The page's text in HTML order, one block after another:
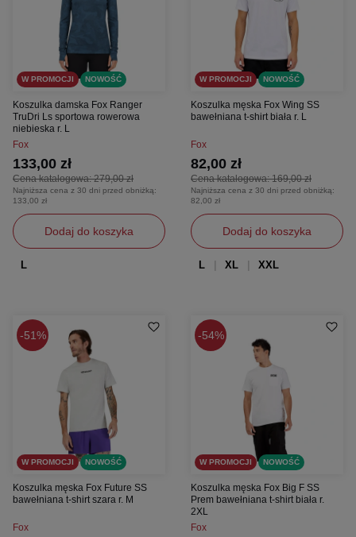
W PROMOCJI NOWOŚĆ
Koszulka damska Fox Ranger
TruDri Ls sportowa rowerowa
niebieska r. L
Fox
Cena katalogowa:279,00 zł
133,00 zł
Najniższa cena z 30 dni przed obniżką:
133,00 zł
Dodaj do koszyka
L
W PROMOCJI NOWOŚĆ
Koszulka męska Fox Wing SS
bawełniana t-shirt biała r. L
Fox
Cena katalogowa:169,00 zł
82,00 zł
Najniższa cena z 30 dni przed obniżką:
82,00 zł
Dodaj do koszyka
L XL XXL
51%
W PROMOCJI NOWOŚĆ
Koszulka męska Fox Future SS
bawełniana t-shirt szara r. M
Fox
54%
W PROMOCJI NOWOŚĆ
Koszulka męska Fox Big F SS
Prem bawełniana t-shirt biała r.
2XL
Fox